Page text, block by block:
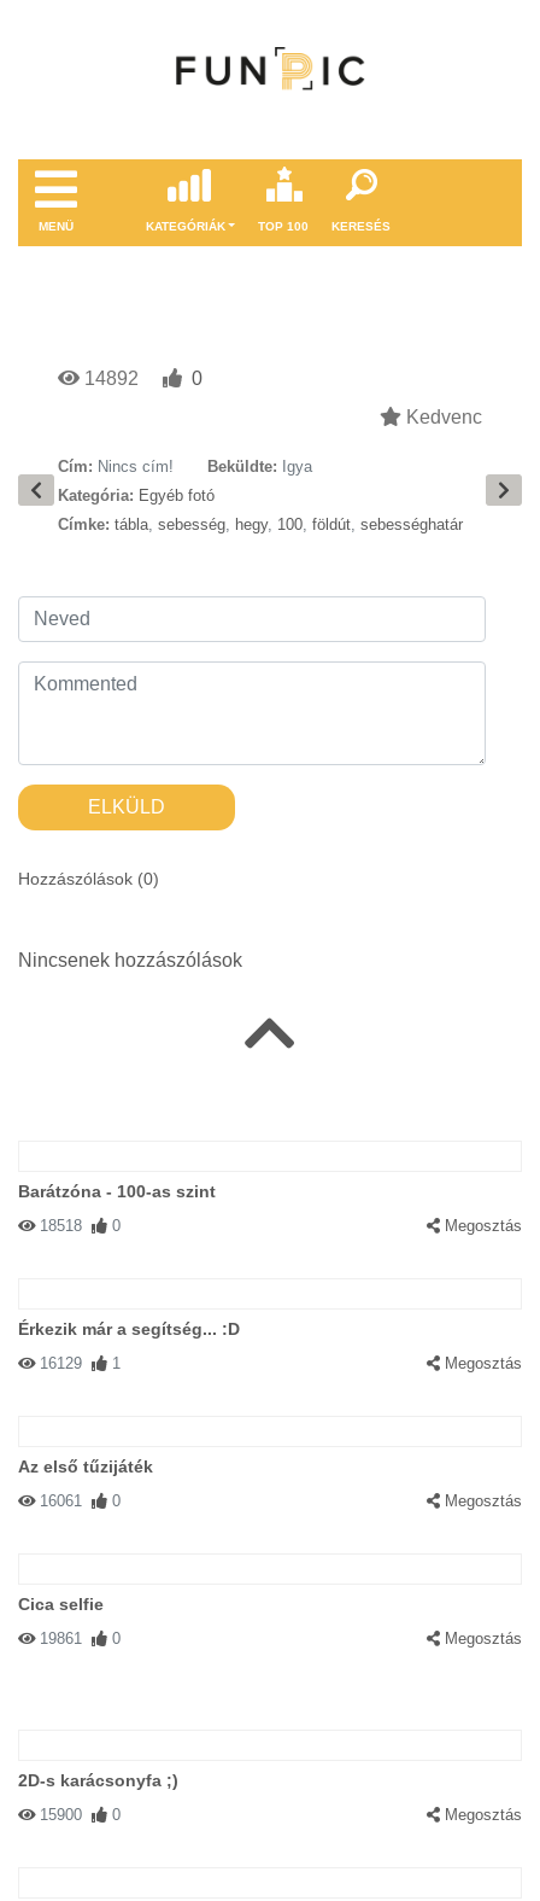
MENÜ KATEGÓRIÁK TOP 100 KERESÉS
14892
0
Kedvenc
Cím: Nincs cím! Beküldte: Igya
Kategória: Egyéb fotó
Címke: tábla, sebesség, hegy, 100, földút, sebességhatár
ELKÜLD
Hozzászólások (0)
Nincsenek hozzászólások
Barátzóna - 100-as szint
18518 0 Megosztás
Érkezik már a segítség... :D
16129 1 Megosztás
Az első tűzijáték
16061 0 Megosztás
Cica selfie
19861 0 Megosztás
2D-s karácsonyfa ;)
15900 0 Megosztás